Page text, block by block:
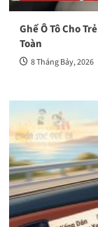
Ghế Ô Tô Cho
Toàn
8 Tháng Bảy, 2026